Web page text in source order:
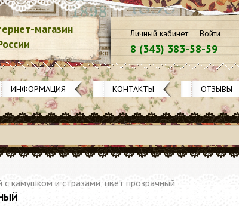
Личный кабинет Войти
8 (343) 383-58-59
магазин
ИНФОРМАЦИЯ КОНТАКТЫ ОТЗЫВЫ
с камушком и стразами, цвет прозрачный